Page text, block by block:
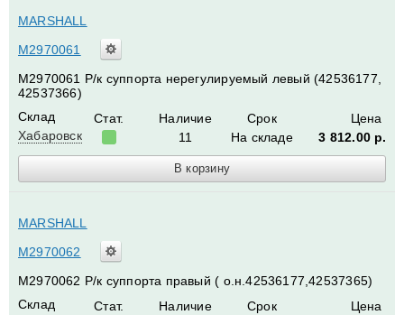
MARSHALL
M2970061
M2970061 Р/к суппорта нерегулируемый левый (42536177,
42537366)
Склад
Хабаровск
Стат.
Наличие
11
Срок
На складе
Цена
3 812.00 р.
MARSHALL
M2970062
M2970062 Р/к суппорта правый ( о.н.42536177,42537365)
Склад
Стат.
Наличие
Срок
Цена